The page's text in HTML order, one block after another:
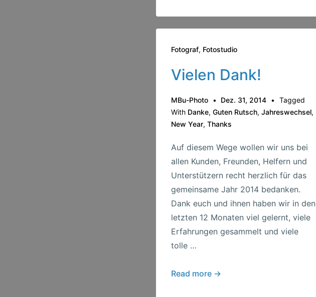
–
der
Fotograf, Fotostudio
Vielen Dank!
MBu-Photo Dez. 31, 2014
Tagged
With Danke, Guten Rutsch, Jahreswechsel,
New Year, Thanks
Auf diesem Wege wollen wir uns bei
allen Kunden, Freunden, Helfern und
Unterstützern recht herzlich für das
gemeinsame Jahr 2014 bedanken.
Dank euch und ihnen haben wir in den
letzten 12 Monaten viel gelernt, viele
Erfahrungen gesammelt und viele
tolle …
Vielen
Read more →